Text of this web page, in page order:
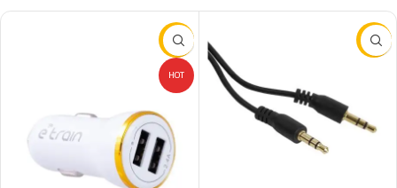
-11%
-10%
HOT